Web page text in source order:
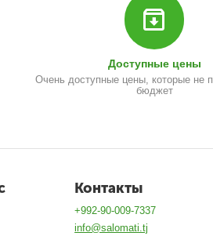
Доступные цены
Очень доступные цены, которые не
бюджет
Контакты
+992-90-009-7337
info@salomati.tj